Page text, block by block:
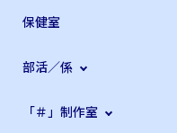
保健室
部活／係
「＃」制作室